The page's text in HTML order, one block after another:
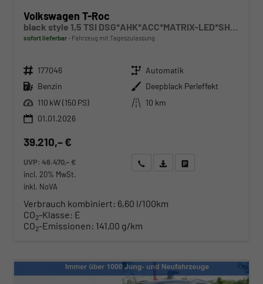
Volkswagen T-Roc
black style 1,5 TSI DSG*AHK*ACC*MATRIX-LED*SHZ*PDC*KAMERA*TEMPOMAT*19-ZOLL
sofort lieferbar Fahrzeug mit Tageszulassung
Fahrzeugnr. 177046 Getriebe Automatik
Kraftstoff Benzin Außenfarbe Deepblack Perleffekt
Leistung 110 kW (150 PS) Kilometerstand
10 km
01.01.2026
39.210,– €
UVP:46.470,– €
incl. 20% MwSt.
inkl. NoVA
Wir rufen Sie anAngebot drucken (PDF)
Verbrauch kombiniert: 6,60 l/100km
CO2-Klasse: E
CO2-Emissionen: 141,00 g/km